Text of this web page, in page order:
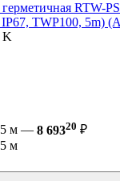
RTW-
TWP100, 5m)
K
5 м — 8 69320 ₽
м